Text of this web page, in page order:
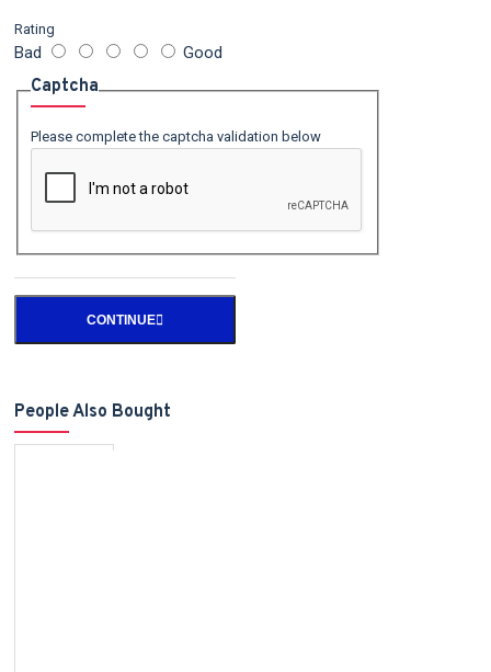
Rating
Bad Good
Captcha
Please complete the captcha validation below
CONTINUE
People Also Bought